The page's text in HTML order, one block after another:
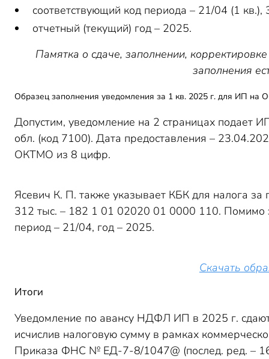
соответствующий код периода – 21/04 (1
отчетный (текущий) год – 2025.
Памятка о сдаче, заполнении,
заполнения
Образец заполнения уведомления за 1 кв. 2025 г. для ИП на
Допустим, уведомление на 2 страницах подает
обл. (код 7100). Дата предоставления –
ОКТМО из 8 цифр.
Ясевич К. П. также указывает КБК для налога
312 тыс. – 182 1 01 02020 01 0000 110. Помимо
период – 21/04, год – 2025.
Скачать
Итоги
Уведомление по авансу НДФЛ ИП в 2025 г.
исчислив налоговую сумму в рамках
Приказа ФНС № ЕД-7-8/1047@ (послед. ред. –